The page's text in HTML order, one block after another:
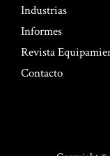
Industrias
Informes
Revista
Contacto